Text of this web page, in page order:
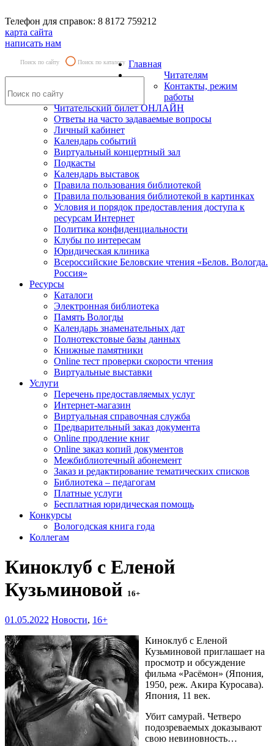
Телефон для справок: 8 8172 759212
карта сайта
написать нам
Поиск по сайту Поиск по каталогу Главная
Читателям
Контакты, режим
работы
Читательский билет ОНЛАЙН
Ответы на часто задаваемые вопросы
Личный кабинет
Календарь событий
Виртуальный концертный зал
Подкасты
Календарь выставок
Правила пользования библиотекой
Правила пользования библиотекой в картинках
Условия и порядок предоставления доступа к
ресурсам Интернет
Политика конфиденциальности
Клубы по интересам
Юридическая клиника
Всероссийские Беловские чтения «Белов. Вологда.
Россия»
Ресурсы
Каталоги
Электронная библиотека
Память Вологды
Календарь знаменательных дат
Полнотекстовые базы данных
Книжные памятники
Online тест проверки скорости чтения
Виртуальные выставки
Услуги
Перечень предоставляемых услуг
Интернет-магазин
Виртуальная справочная служба
Предварительный заказ документа
Online продление книг
Online заказ копий документов
Межбиблиотечный абонемент
Заказ и редактирование тематических списков
Библиотека – педагогам
Платные услуги
Бесплатная юридическая помощь
Конкурсы
Вологодская книга года
Коллегам
Киноклуб с Еленой
Кузьминовой 16+
01.05.2022 Новости, 16+
Киноклуб с Еленой
Кузьминовой приглашает на
просмотр и обсуждение
фильма «Расёмон» (Япония,
1950, реж. Акира Куросава).
Япония, 11 век.
Убит самурай. Четверо
подозреваемых доказывают
свою невиновность…